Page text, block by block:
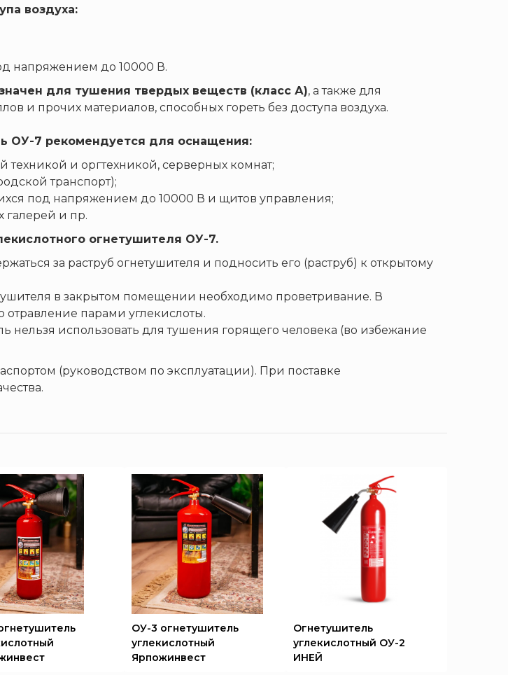
воздуха:
напряжением до 10000 В.
для тушения твердых веществ (класс А), а также для
и прочих материалов, способных гореть без доступа воздуха.
ОУ-7 рекомендуется для оснащения:
и оргтехникой, серверных комнат;
транспорт);
под напряжением до 10000 В и щитов управления;
галерей и пр.
огнетушителя ОУ-7.
за раструб огнетушителя и подносить его (раструб) к открытому
в закрытом помещении необходимо проветривание. В
парами углекислоты.
нельзя использовать для тушения горящего человека (во избежание
(руководством по эксплуатации). При поставке
ОУ-3 огнетушитель
углекислотный
Ярпожинвест
Огнетушитель
углекислотный ОУ-2
ИНЕЙ